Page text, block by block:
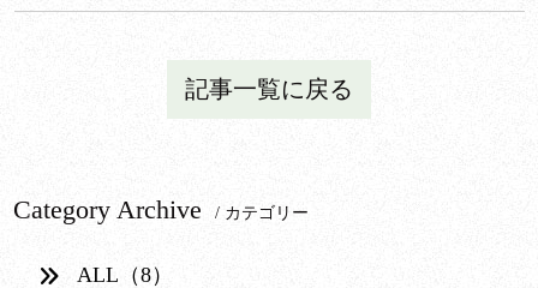
記事一覧に戻る
Category Archive / カテゴリー
ALL（8）